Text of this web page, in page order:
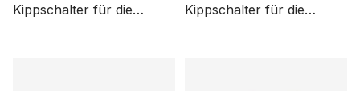
Kippschalter für die
Kippschalter für die